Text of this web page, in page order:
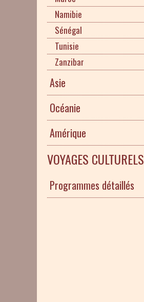
Namibie
Sénégal
Tunisie
Zanzibar
Asie
Océanie
Amérique
VOYAGES CULTURELS
Programmes détaillés